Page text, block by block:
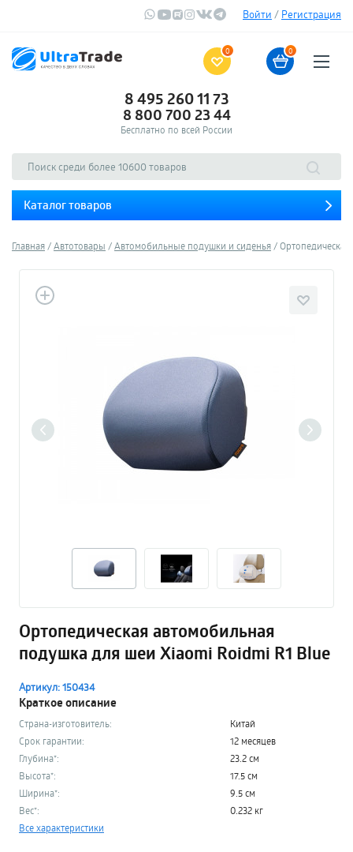
Войти / Регистрация
0 0
8 495 260 11 73
8 800 700 23 44
Бесплатно по всей России
Каталог товаров
Главная Автотовары Автомобильные подушки и сиденья
Ортопедическая автомобильная
подушка для шеи Xiaomi Roidmi R1 Blue
Артикул: 150434
Краткое описание
Страна-изготовитель:
Китай
Срок гарантии:
12 месяцев
Глубина*:
23.2 см
Высота*:
17.5 см
Ширина*:
9.5 см
Вес*:
0.232 кг
Все характеристики